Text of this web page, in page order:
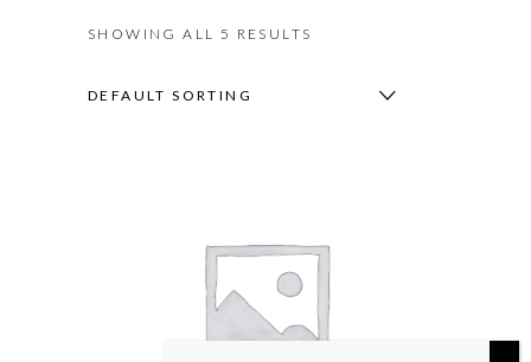
SHOWING ALL 5 RESULTS
DEFAULT SORTING